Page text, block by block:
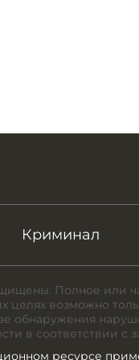
Криминал
Полное или
целях возможно
обнаружения
в соответствии
ресурсе